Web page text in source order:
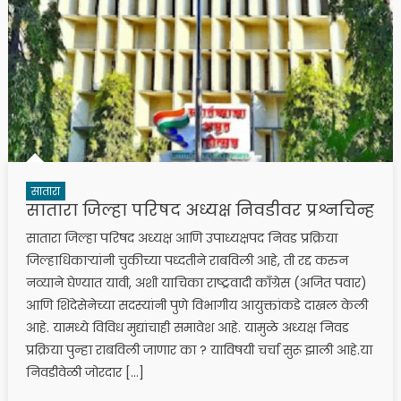
सातारा
सातारा जिल्हा परिषद अध्यक्ष निवडीवर प्रश्नचिन्ह
सातारा जिल्हा परिषद अध्यक्ष आणि उपाध्यक्षपद निवड प्रक्रिया
जिल्हाधिकाऱ्यांनी चुकीच्या पध्दतीने राबविली आहे, ती रद्द करुन
नव्याने घेण्यात यावी, अशी याचिका राष्ट्रवादी काॅंग्रेस (अजित पवार)
आणि शिंदेसेनेच्या सदस्यांनी पुणे विभागीय आयुक्तांकडे दाखल केली
आहे. यामध्ये विविध मुद्यांचाही समावेश आहे. यामुळे अध्यक्ष निवड
प्रक्रिया पुन्हा राबविली जाणार का ? याविषयी चर्चा सुरू झाली आहे.या
निवडीवेळी जोरदार […]